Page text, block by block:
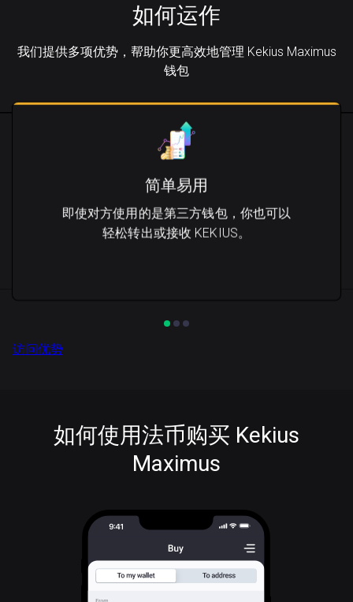
如何运作
我们提供多项优势，帮助你更高效地管理 Kekius Maximus
钱包
简单易用
即使对方使用的是第三方钱包，你也可以
轻松转出或接收 KEKIUS。
访问优势
如何使用法币购买 Kekius
Maximus